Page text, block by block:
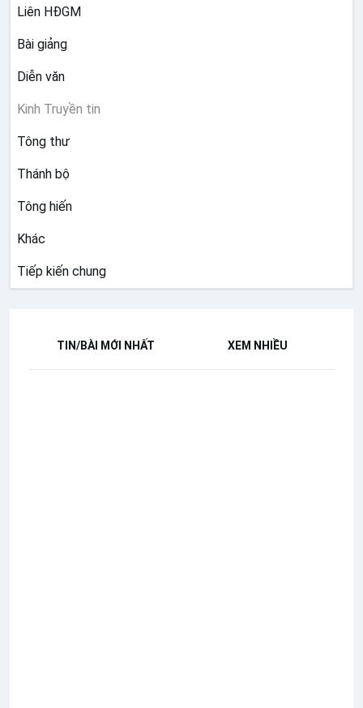
Liên HĐGM
Bài giảng
Diễn văn
Kinh Truyền tin
Tông thư
Thánh bộ
Tông hiến
Khác
Tiếp kiến chung
TIN/BÀI MỚI NHẤT XEM NHIỀU